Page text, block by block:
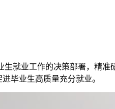
就业工作的决策部署，精
毕业生高质量充分就业。